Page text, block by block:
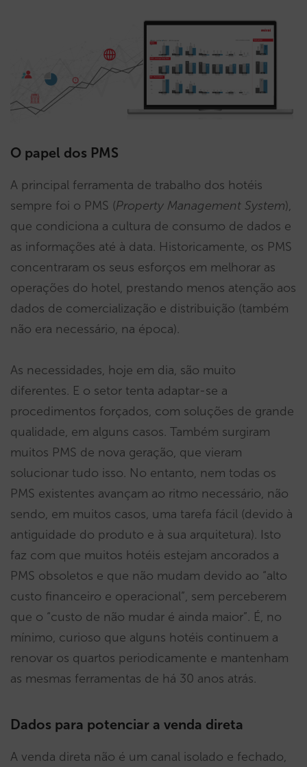
O papel dos PMS
A principal ferramenta de trabalho dos hotéis
sempre foi o PMS (Property Management System),
que condiciona a cultura de consumo de dados e
as informações até à data. Historicamente, os PMS
concentraram os seus esforços em melhorar as
operações do hotel, prestando menos atenção aos
dados de comercialização e distribuição (também
não era necessário, na época).
As necessidades, hoje em dia, são muito
diferentes. E o setor tenta adaptar-se a
procedimentos forçados, com soluções de grande
qualidade, em alguns casos. Também surgiram
muitos PMS de nova geração, que vieram
solucionar tudo isso. No entanto, nem todas os
PMS existentes avançam ao ritmo necessário, não
sendo, em muitos casos, uma tarefa fácil (devido à
antiguidade do produto e à sua arquitetura). Isto
faz com que muitos hotéis estejam ancorados a
PMS obsoletos e que não mudam devido ao “alto
custo financeiro e operacional”, sem perceberem
que o “custo de não mudar é ainda maior”. É, no
mínimo, curioso que alguns hotéis continuem a
renovar os quartos periodicamente e mantenham
as mesmas ferramentas de há 30 anos atrás.
Dados para potenciar a venda direta
A venda direta não é um canal isolado e fechado,